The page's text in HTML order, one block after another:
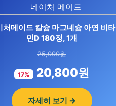
8%1,469,000원
처메이드 칼슘 마그네슘 아연 비타
민D 180정, 1개
25,000원
17% 20,800원
자세히 보기 →